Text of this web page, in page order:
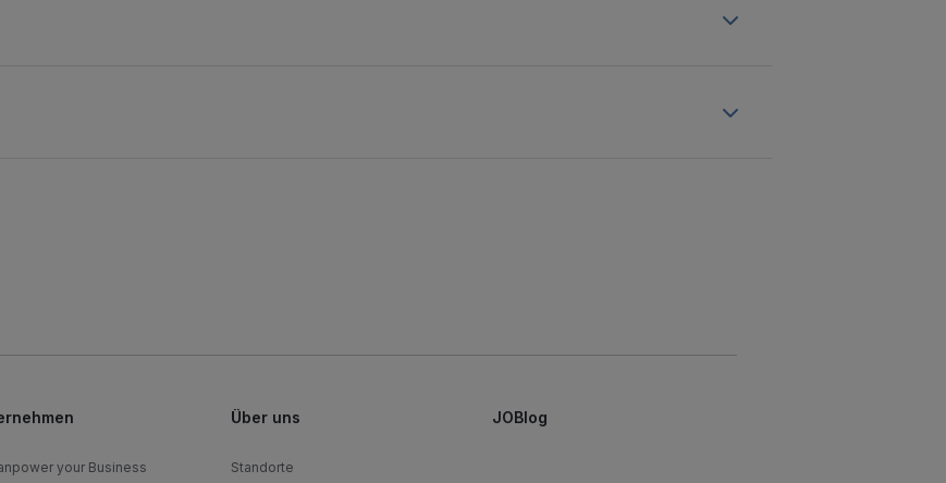
your Business
Über uns
Standorte
JOBlog